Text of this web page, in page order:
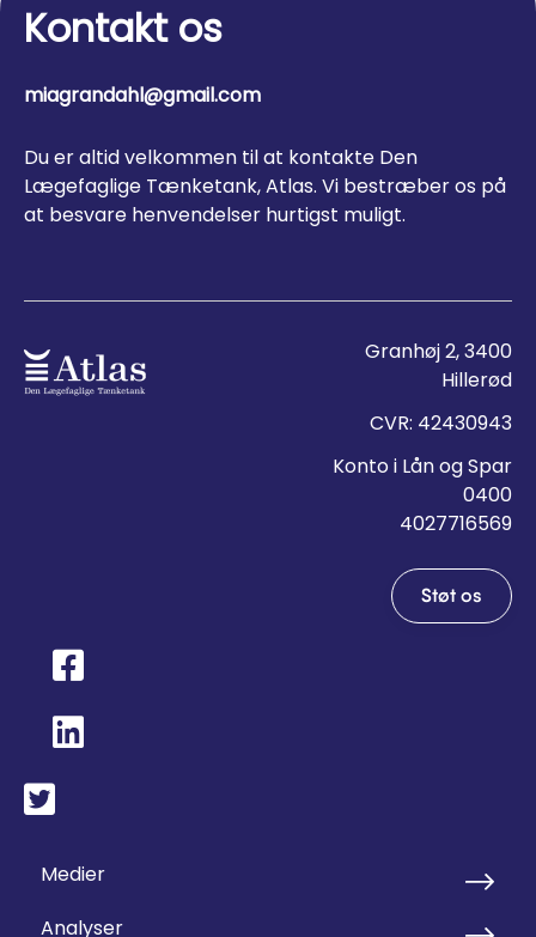
Kontakt os
miagrandahl@gmail.com
Du er altid velkommen til at kontakte Den
Lægefaglige Tænketank, Atlas. Vi bestræber os på
at besvare henvendelser hurtigst muligt.
Granhøj 2, 3400
Hillerød
CVR: 42430943
Konto i Lån og Spar
0400
4027716569
Støt os
Medier
Analyser